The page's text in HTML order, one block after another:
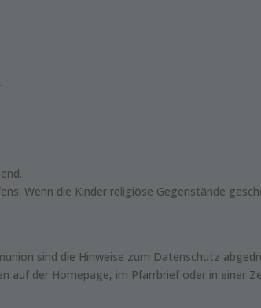
Wenn die Kinder religiöse Gegenstände
sind die Hinweise zum Datenschutz
auf der Homepage, im Pfarrbrief oder in einer